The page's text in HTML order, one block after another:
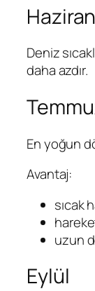
Haziran
Deniz
daha azdır.
En yoğun
Avantaj:
sıcak
uzun
Eylül